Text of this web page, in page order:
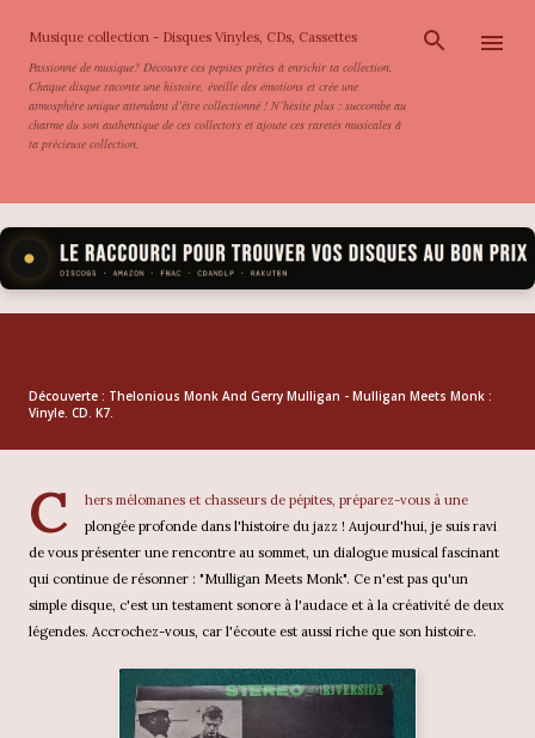
Accéder au contenu principal
Musique collection - Disques Vinyles, CDs, Cassettes
Passionné de musique? Découvre ces pépites prêtes à enrichir ta collection.
Chaque disque raconte une histoire, éveille des émotions et crée une
atmosphère unique attendant d’être collectionné ! N’hésite plus : succombe au
charme du son authentique de ces collectors et ajoute ces raretés musicales à
ta précieuse collection.
Découverte : Thelonious Monk And Gerry Mulligan - Mulligan Meets Monk :
Vinyle. CD. K7.
C
hers mélomanes et chasseurs de pépites, préparez-vous à une
plongée profonde dans l'histoire du jazz ! Aujourd'hui, je suis ravi
de vous présenter une rencontre au sommet, un dialogue musical fascinant
qui continue de résonner : "Mulligan Meets Monk". Ce n'est pas qu'un
simple disque, c'est un testament sonore à l'audace et à la créativité de deux
légendes. Accrochez-vous, car l'écoute est aussi riche que son histoire.